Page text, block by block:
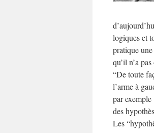
logiques et
pratique
qu’il n’a
“De toute
l’arme à
par
des
Les